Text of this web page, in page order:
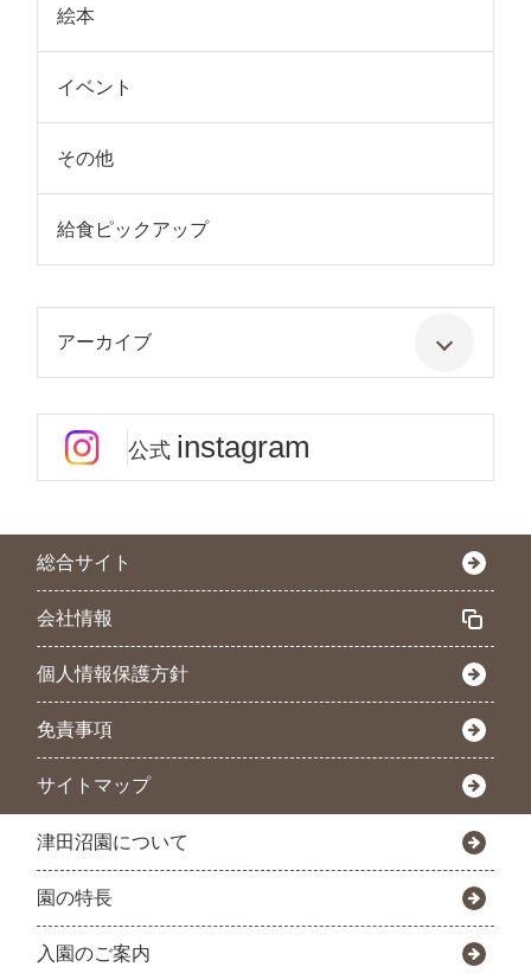
絵本
イベント
その他
給食ピックアップ
アーカイブ
公式 instagram
総合サイト
会社情報
個人情報保護方針
免責事項
サイトマップ
津田沼園について
園の特長
入園のご案内